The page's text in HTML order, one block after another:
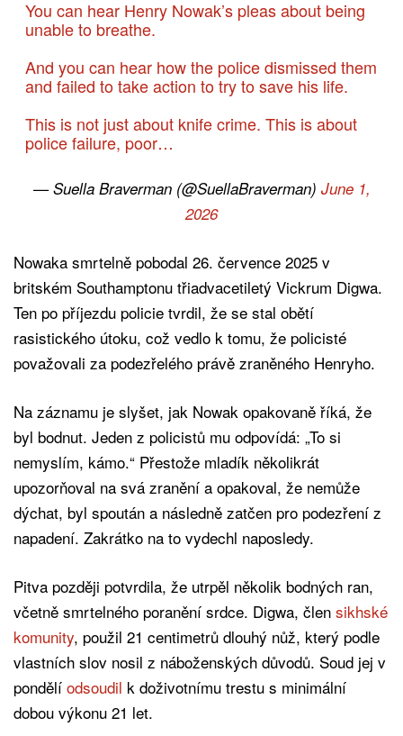
You can hear Henry Nowak’s pleas about being
unable to breathe.
And you can hear how the police dismissed them
and failed to take action to try to save his life.
This is not just about knife crime. This is about
police failure, poor…
— Suella Braverman (@SuellaBraverman) June 1,
2026
Nowaka smrtelně pobodal 26. července 2025 v
britském Southamptonu třiadvacetiletý Vickrum Digwa.
Ten po příjezdu policie tvrdil, že se stal obětí
rasistického útoku, což vedlo k tomu, že policisté
považovali za podezřelého právě zraněného Henryho.
Na záznamu je slyšet, jak Nowak opakovaně říká, že
byl bodnut. Jeden z policistů mu odpovídá: „To si
nemyslím, kámo.“ Přestože mladík několikrát
upozorňoval na svá zranění a opakoval, že nemůže
dýchat, byl spoután a následně zatčen pro podezření z
napadení. Zakrátko na to vydechl naposledy.
Pitva později potvrdila, že utrpěl několik bodných ran,
včetně smrtelného poranění srdce. Digwa, člen sikhské
komunity, použil 21 centimetrů dlouhý nůž, který podle
vlastních slov nosil z náboženských důvodů. Soud jej v
pondělí odsoudil k doživotnímu trestu s minimální
dobou výkonu 21 let.